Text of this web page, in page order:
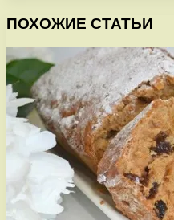
ПОХОЖИЕ СТАТЬИ